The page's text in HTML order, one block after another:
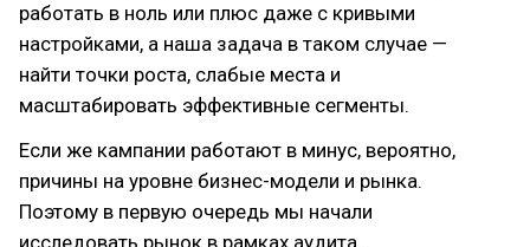
работать в ноль или плюс даже с кривыми
настройками, а наша задача в таком случае —
найти точки роста, слабые места и
масштабировать эффективные сегменты.
Если же кампании работают в минус, вероятно,
причины на уровне бизнес-модели и рынка.
Поэтому в первую очередь мы начали
исследовать рынок в рамках аудита.